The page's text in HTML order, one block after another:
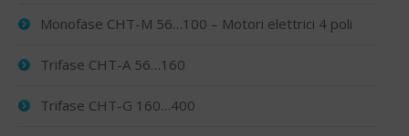
Monofase CHT-M 56…100 – Motori elettrici 4 poli
Trifase CHT-A 56…160
Trifase CHT-G 160…400